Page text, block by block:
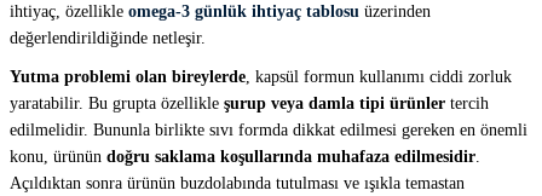
ihtiyaç, özellikle omega-3 günlük ihtiyaç tablosu üzerinden
değerlendirildiğinde netleşir.
Yutma problemi olan bireylerde , kapsül formun kullanımı ciddi zorluk
yaratabilir. Bu grupta özellikle şurup veya damla tipi ürünler tercih
edilmelidir. Bununla birlikte sıvı formda dikkat edilmesi gereken en önemli
konu, ürünün doğru saklama koşullarında muhafaza edilmesidir
Açıldıktan sonra ürünün buzdolabında tutulması ve ışıkla temastan